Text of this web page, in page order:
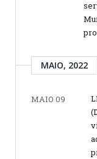
MAIO, 2022
MAIO 09